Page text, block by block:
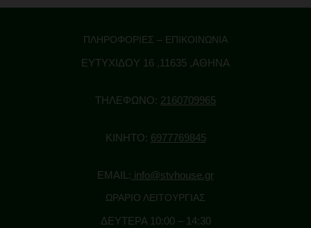
ΠΛΗΡΟΦΟΡΙΕΣ – ΕΠΙΚΟΙΝΩΝΙΑ
ΕΥΤΥΧΙΔΟΥ 16 ,11635 ,ΑΘΗΝΑ
ΤΗΛΕΦΩΝΟ: 2160709965
ΚΙΝΗΤΟ: 6977769845
EMAIL: info@stvhouse.gr
ΩΡΑΡΙΟ ΛΕΙΤΟΥΡΓΙΑΣ
ΔΕΥΤΕΡΑ 10:00 – 14:30